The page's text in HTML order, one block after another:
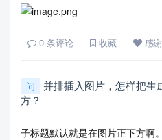
0 条评论 收藏 感谢
问
并排插入图片，怎样把生
方？
子标题默认就是在图片正下方啊